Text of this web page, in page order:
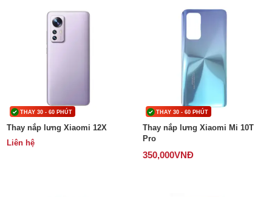
THAY 30 - 60 PHÚT
Thay nắp lưng Xiaomi 12X
Liên hệ
THAY 30 - 60 PHÚT
Thay nắp lưng Xiaomi Mi 10T
Pro
350,000VNĐ